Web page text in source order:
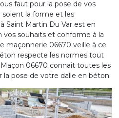
faut pour la pose de vos
soient la forme et les
Saint Martin Du Var est en
vos souhaits et conforme à la
maçonnerie 06670 veille à ce
respecte les normes tout
06670 connait toutes les
pose de votre dalle en béton.